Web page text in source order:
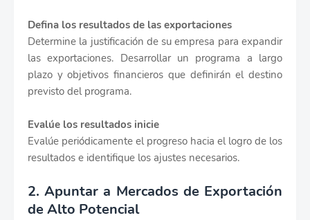
Defina los resultados de las exportaciones
Determine la justificación de su empresa para expandir
las exportaciones. Desarrollar un programa a largo
plazo y objetivos financieros que definirán el destino
previsto del programa.
Evalúe los resultados inicie
Evalúe periódicamente el progreso hacia el logro de los
resultados e identifique los ajustes necesarios.
2. Apuntar a Mercados de Exportación
de Alto Potencial